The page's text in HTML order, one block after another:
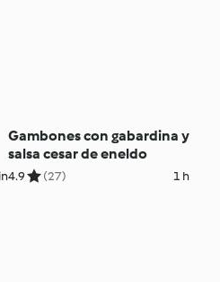
Gambones con gabardina y
salsa cesar de eneldo
4.9 (27) 1 h